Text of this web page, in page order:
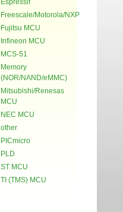
Espressif
Freescale/Motorola/NXP
Fujitsu MCU
Infineon MCU
MCS-51
Memory
(NOR/NAND/eMMC)
Mitsubishi/Renesas
MCU
NEC MCU
other
PICmicro
PLD
ST MCU
TI (TMS) MCU